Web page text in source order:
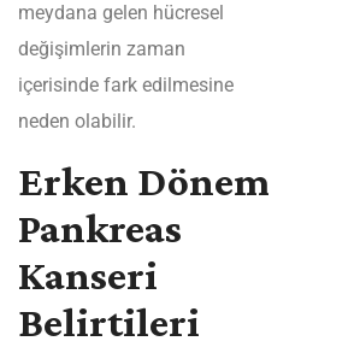
meydana gelen hücresel
değişimlerin zaman
içerisinde fark edilmesine
neden olabilir.
Erken Dönem
Pankreas
Kanseri
Belirtileri